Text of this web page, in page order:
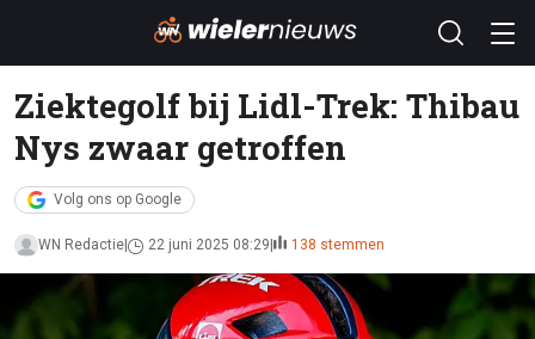
Ziektegolf bij Lidl-Trek: Thibau
Nys zwaar getroffen
Volg ons op Google
WN Redactie 22 juni 2025 08:29 138 stemmen